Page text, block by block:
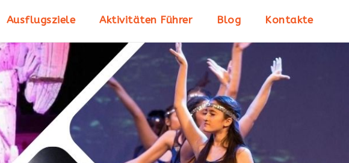
Ausflugsziele Aktivitäten Führer Blog Kontakte